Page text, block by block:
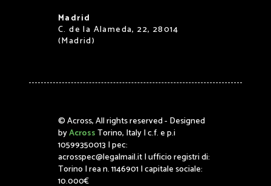
Madrid
C. de la Alameda, 22, 28014
(Madrid)
©Across, All rights reserved - Designed
byAcrossTorino, Italy | c.f. e p.i
10599350013 | pec:
acrosspec@legalmail.it | ufficio registri di:
Torino | rea n. 1146901 | capitale sociale:
10.000€